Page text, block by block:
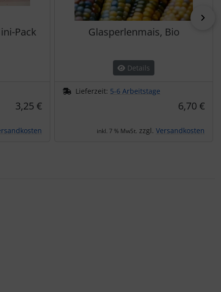
Pack
3,25 €
Glasperlenmais, Bio
Details
Lieferzeit: 5-6 Arbeitstage
6,70 €
inkl. 7 % MwSt. zzgl. Versandkosten